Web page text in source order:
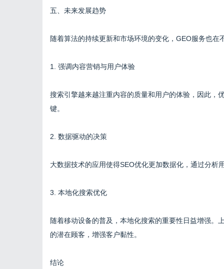
五、未来发展趋势
随着算法的持续更新和市场环境的变化，GEO服务也
1. 强调内容营销与用户体验
搜索引擎越来越注重内容的质量和用户的体验，因此，
键。
2. 数据驱动的决策
大数据技术的应用使得SEO优化更加数据化，通过分
3. 本地化搜索优化
随着移动设备的普及，本地化搜索的重要性日益增强。
的潜在顾客，增强客户黏性。
结论